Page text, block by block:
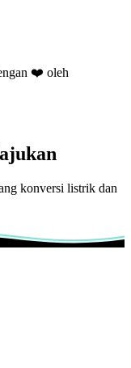
❤️ oleh
konversi listrik dan